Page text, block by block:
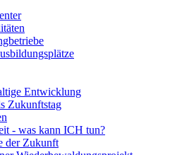
Entwicklung
Zukunftstag
- was kann ICH tun?
der Zukunft